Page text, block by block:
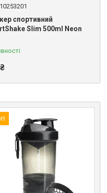
10253201
спортивний
Slim 500ml Neon